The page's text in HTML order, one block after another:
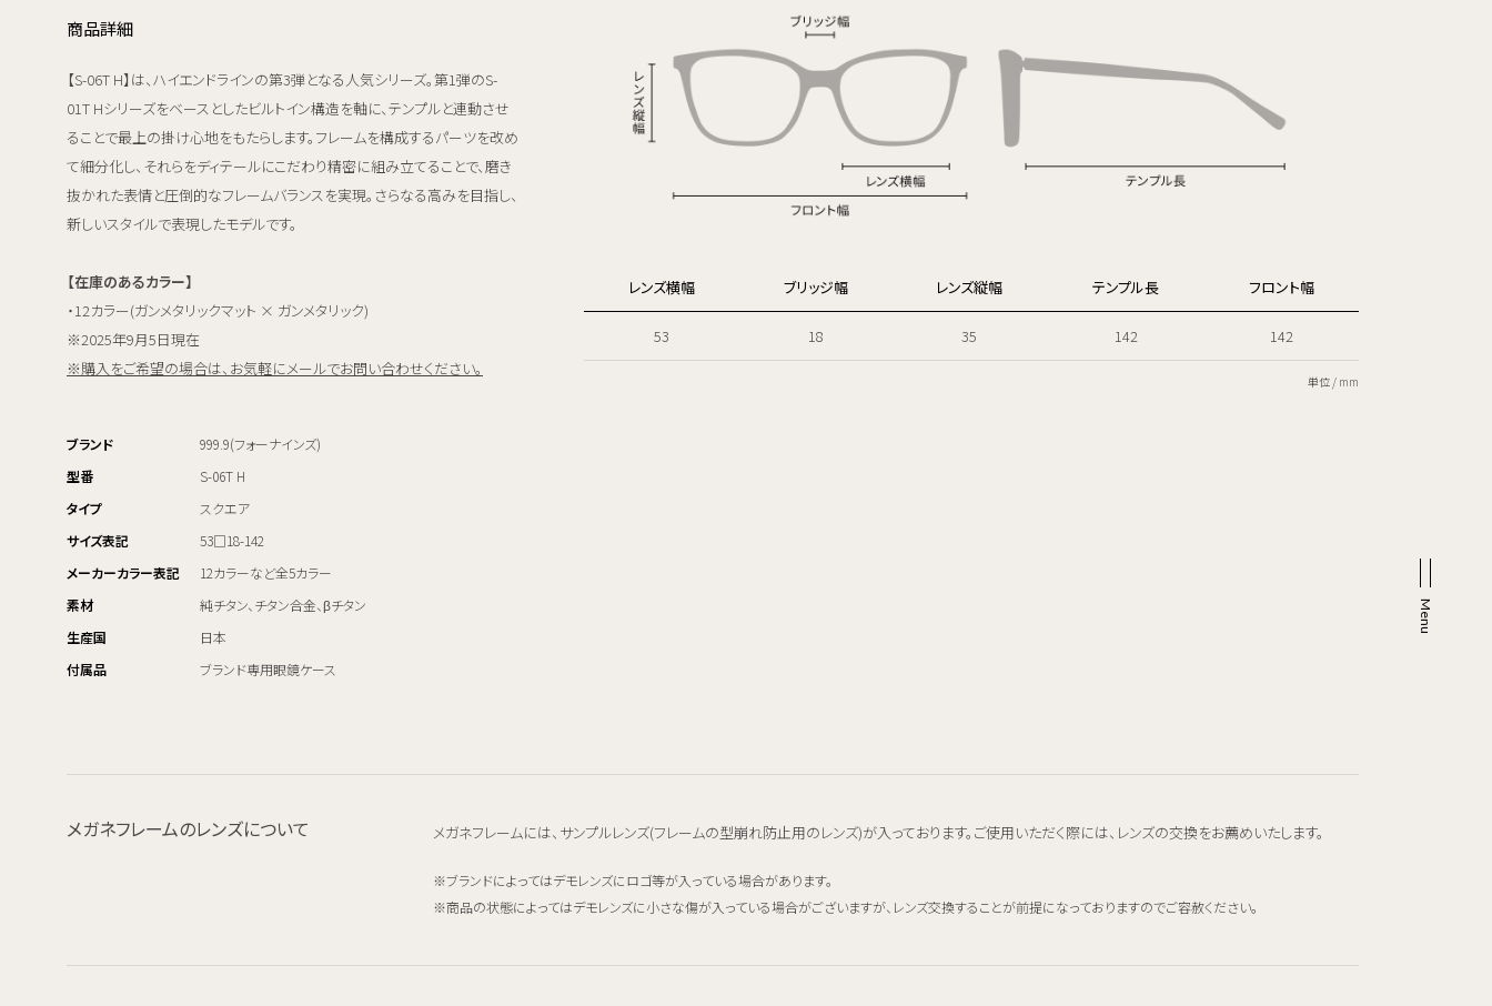
商品詳細
【S-06T H】は、ハイエンドラインの第3弾となる人気シリーズ。第1弾のS-
01T Hシリーズをベースとしたビルトイン構造を軸に、テンプルと連動させ
ることで最上の掛け心地をもたらします。フレームを構成するパーツを改め
て細分化し、それらをディテールにこだわり精密に組み立てることで、磨き
抜かれた表情と圧倒的なフレームバランスを実現。さらなる高みを目指し、
新しいスタイルで表現したモデルです。
【在庫のあるカラー】
・12カラー(ガンメタリックマット × ガンメタリック)
※2025年9月5日現在
※購入をご希望の場合は、お気軽にメールでお問い合わせください。
ブランド
999.9(フォーナインズ)
型番
S-06T H
タイプ
スクエア
サイズ表記
53□18-142
メーカーカラー表記
12カラーなど全5カラー
素材
純チタン、チタン合金、βチタン
生産国
日本
付属品
ブランド専用眼鏡ケース
レンズ横幅 ブリッジ幅 レンズ縦幅 テンプル長 フロント幅
53 18 35 142 142
単位 / mm
メガネフレームのレンズについて メガネフレームには、サンプルレンズ(フレームの型崩れ防止用のレンズ)が入っております。ご使用いただく際には、レンズの交換をお薦めいたします。
ブランドによってはデモレンズにロゴ等が入っている場合があります。
商品の状態によってはデモレンズに小さな傷が入っている場合がございますが、レンズ交換することが前提になっておりますのでご容赦ください。